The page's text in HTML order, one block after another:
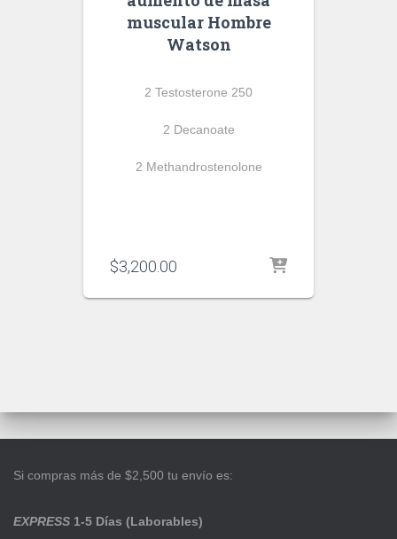
muscular Hombre
Watson
2 Testosterone 250
2 Decanoate
2 Methandrostenolone
$3,200.00
Si compras más de $2,500 tu envío es:
EXPRESS 1-5 Días (Laborables)